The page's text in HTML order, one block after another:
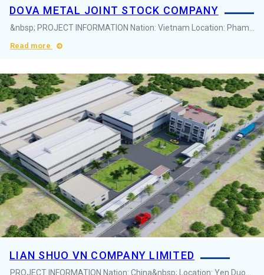
DOVA METAL JOINT STOCK COMPANY
Read more
LIAN SHUO VN COMPANY LIMITED